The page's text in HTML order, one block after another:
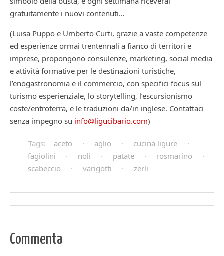
gratuitamente i nuovi contenuti…
(Luisa Puppo e Umberto Curti, grazie a vaste competenze
ed esperienze ormai trentennali a fianco di territori e
imprese, propongono consulenze, marketing, social media
e attività formative per le destinazioni turistiche,
l’enogastronomia e il commercio, con specifici focus sul
turismo esperienziale, lo storytelling, l’escursionismo
coste/entroterra, e le traduzioni da/in inglese. Contattaci
senza impegno su info@ligucibario.com)
Tags: aceto · aglio · cucina ligure
·
fagiolini
· noli · patate · rosmarino
·
scabeccio
· varigotti · zerli
Commenta